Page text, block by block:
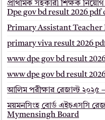
প্রাথমিক সহকারী শিক্ষক
Dpe gov bd result 2026 pdf
Primary Assistant Teacher
primary viva result 2026
www dpe gov bd result
www dpe gov bd result
আলিম পরীক্ষার রেজাল্ট
ময়মনসিংহ বোর্ড এইচএসসি
Mymensingh Board